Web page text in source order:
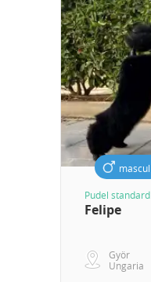
mascul
Pudel standard
Felipe
Györ
Ungaria